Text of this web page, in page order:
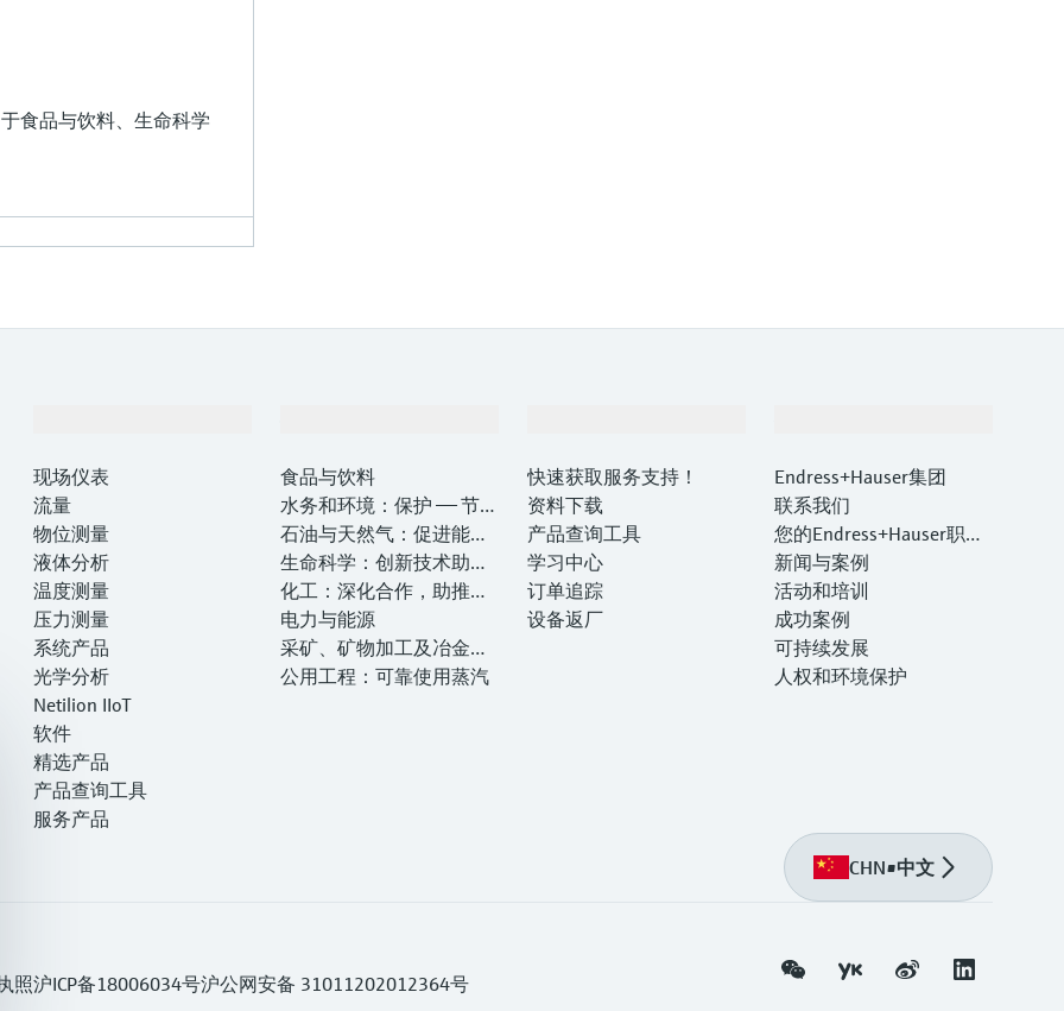
食品与饮料、生命科学
现场仪表
流量
物位测量
液体分析
温度测量
压力测量
系统产品
光学分析
Netilion IIoT
软件
精选产品
产品查询工具
服务产品
食品与饮料
水务和环境：保护 —— 节约
—— 提高
石油与天然气：促进能源
转型，实现净零目标
生命科学：创新技术助推
卓越运营
化工：深化合作，助推可
持续成功
电力与能源
采矿、矿物加工及冶金：
打造可持续的未来
公用工程：可靠使用蒸汽
快速获取服务支持！
资料下载
产品查询工具
学习中心
订单追踪
设备返厂
Endress+Hauser集团
联系我们
您的Endress+Hauser职业
生涯
新闻与案例
活动和培训
成功案例
可持续发展
人权和环境保护
CHN•中文
照沪ICP备18006034号沪公网安备 31011202012364号